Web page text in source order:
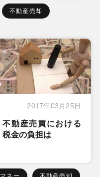
不動産売却
2017年03月25日
不動産売買における
税金の負担は